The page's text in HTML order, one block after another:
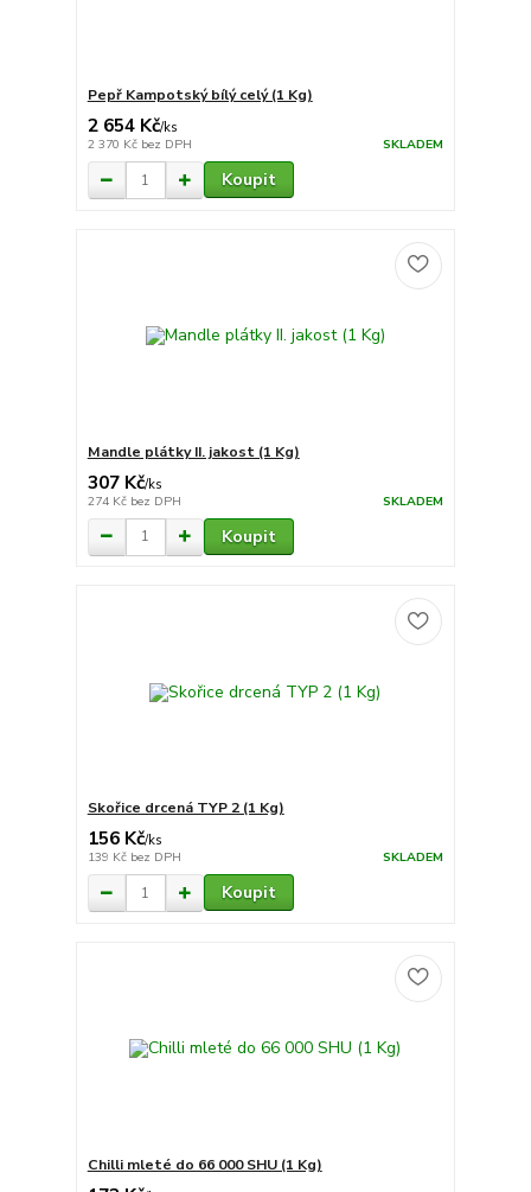
Pepř Kampotský bílý celý (1 Kg)
2 654 Kč/ks
2 370 Kč bez DPH SKLADEM
Koupit
Mandle plátky II. jakost (1 Kg)
307 Kč/ks
274 Kč bez DPH SKLADEM
Koupit
Skořice drcená TYP 2 (1 Kg)
156 Kč/ks
139 Kč bez DPH SKLADEM
Koupit
Chilli mleté do 66 000 SHU (1 Kg)